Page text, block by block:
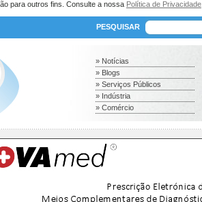
para outros fins. Consulte a nossa Política de Privacidade
PESQUISAR
» Notícias
» Blogs
» Serviços Públicos
» Indústria
» Comércio